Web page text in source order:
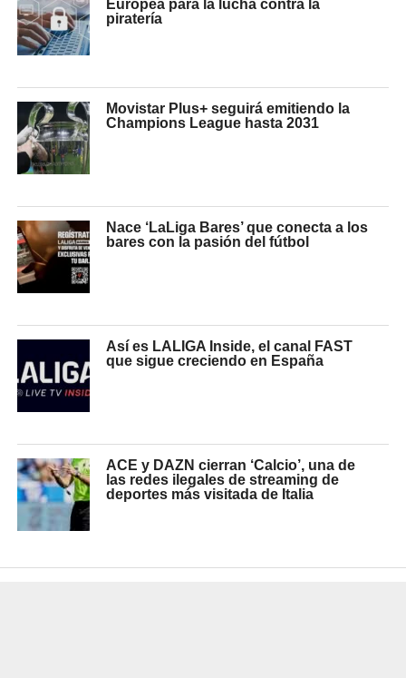
Europea para la lucha contra la
piratería
Movistar Plus+ seguirá emitiendo la
Champions League hasta 2031
Nace ‘LaLiga Bares’ que conecta a los
bares con la pasión del fútbol
Así es LALIGA Inside, el canal FAST
que sigue creciendo en España
ACE y DAZN cierran ‘Calcio’, una de
las redes ilegales de streaming de
deportes más visitada de Italia